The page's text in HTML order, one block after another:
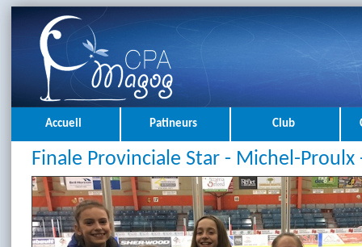
Accueil Patineurs Club
Finale Provinciale Star - Michel-Proulx